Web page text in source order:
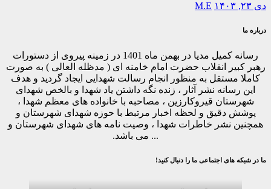
دی ۲۳, ۱۴۰۳ M.E
درباره ما
رسانه کمیل مدیا در بهمن ماه 1401 در زمینه پیروی از دستورات
رهبر کبیر انقلاب حضرت امام خامنه ای ( مدظله العالی ) به صورت
کاملا مستقل به منظور انجام رسالت شهدایی ایجاد گردید و هدف
این رسانه نشر آثار ، زنده نگه داشتن یاد شهدا و بالخص شهدای
شهرستان قیروکارزین ، مصاحبه با خانواده های معظم شهدا ،
پوشش دقیق و لحظه اخبار مرتبط با حوزه شهدای شهرستان و
همچنین نشر خاطرات شهدا ، وصیت نامه های شهدای شهرستان و
... می باشد.
ما در شبکه های اجتماعی ما را دنبال کنید!